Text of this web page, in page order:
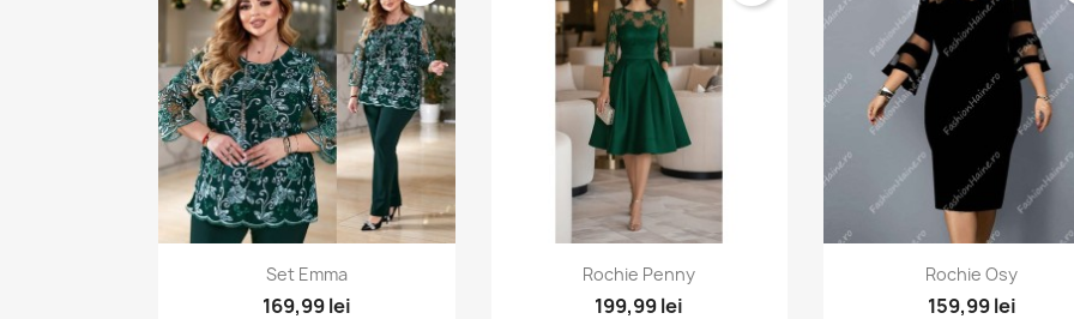
Vizualizare rapida
Set Emma
169,99 lei
Vizualizare rapida
Rochie Penny
199,99 lei
Vizualizare rapida
Rochie Osy
159,99 lei